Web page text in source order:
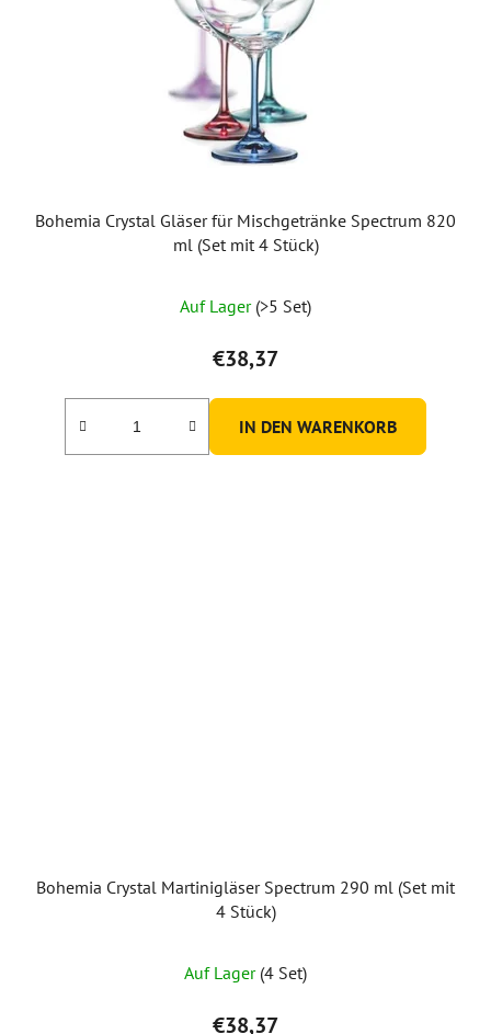
Bohemia Crystal Gläser für Mischgetränke Spectrum 820
ml (Set mit 4 Stück)
Auf Lager (>5 Set)
€38,37
IN DEN WARENKORB
Bohemia Crystal Martinigläser Spectrum 290 ml (Set mit
4 Stück)
durchschnittliche
Produktbewertung
Auf Lager (4 Set)
€38,37